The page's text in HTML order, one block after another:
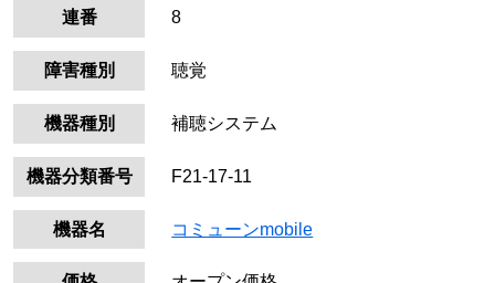
連番 8
障害種別 聴覚
機器種別 補聴システム
機器分類番号 F21-17-11
機器名 コミューンmobile